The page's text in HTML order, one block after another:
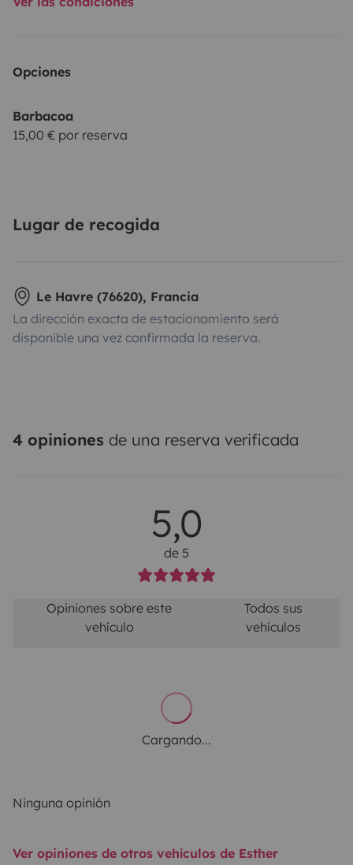
Opciones
Barbacoa
15,00 € por reserva
Lugar de recogida
Le Havre (76620), Francia
La dirección exacta de estacionamiento será
disponible una vez confirmada la reserva.
4 opiniones de una reserva verificada
5,0
de 5
Opiniones sobre este
vehículo
Todos sus
vehículos
Cargando...
Ninguna opinión
Ver opiniones de otros vehículos de Esther